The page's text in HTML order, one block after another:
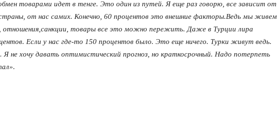
товарами идет в тенге. Это один из путей. Я еще раз говорю, все зависит от
от нас самих. Конечно, 60 процентов это внешние факторы.Ведь мы живем
отношения,санкции, товары все это можно пережить. Даже в Турции лира
Если у нас где-то 150 процентов было. Это еще ничего. Турки живут ведь.
Я не хочу давать оптимистический прогноз, но краткосрочный. Надо потерпеть